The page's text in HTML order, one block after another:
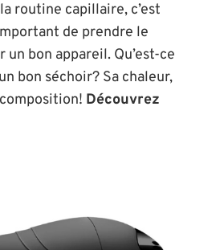
routine capillaire, c’est
de prendre le
bon appareil. Qu’est-ce
bon séchoir? Sa chaleur,
Découvrez